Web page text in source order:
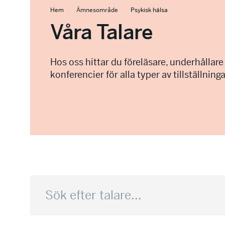
Hem Ämnesområde Psykisk hälsa
Våra Talare
Hos oss hittar du föreläsare,
konferencier för alla typer av